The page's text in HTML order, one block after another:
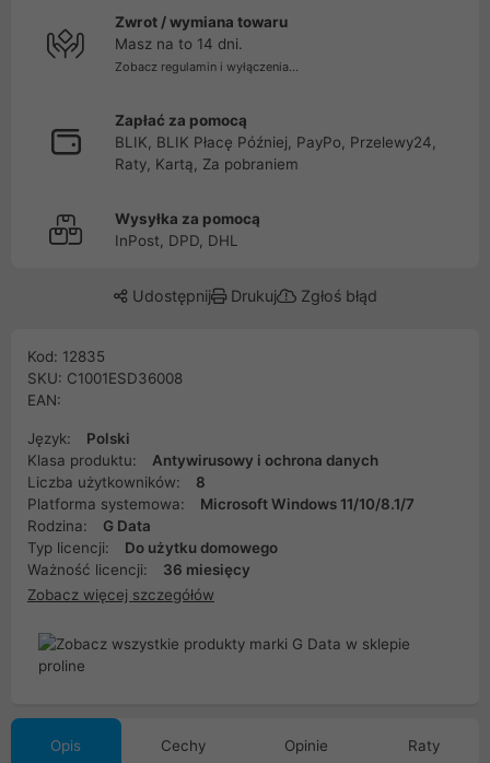
Zwrot / wymiana towaru
Masz na to 14 dni.
Zobacz regulamin i wyłączenia...
Zapłać za pomocą
BLIK, BLIK Płacę Później, PayPo, Przelewy24,
Raty, Kartą, Za pobraniem
Wysyłka za pomocą
InPost, DPD, DHL
Udostępnij Drukuj Zgłoś błąd
Kod: 12835
SKU: C1001ESD36008
EAN:
Język:
Polski
Klasa produktu:
Antywirusowy i ochrona danych
Liczba użytkowników:
8
Platforma systemowa:
Microsoft Windows 11/10/8.1/7
Rodzina:
G Data
Typ licencji:
Do użytku domowego
Ważność licencji:
36 miesięcy
Zobacz więcej szczegółów
Opis Cechy Opinie Raty